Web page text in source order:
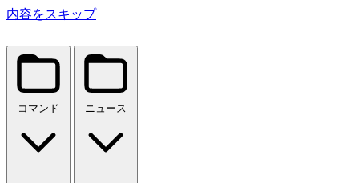
内容をスキップ
コマンド ニュース